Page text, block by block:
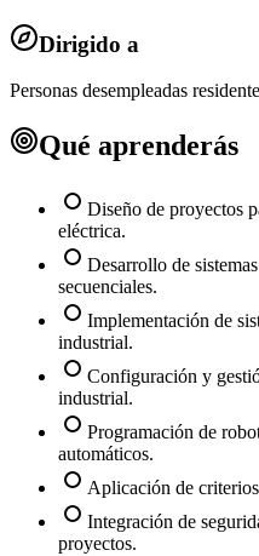
Dirigido a
Personas desempleadas
Qué aprenderás
Diseño de proyectos
eléctrica.
Desarrollo de
secuenciales.
Implementación de
industrial.
Configuración y
industrial.
Programación de
automáticos.
Aplicación de
Integración de
proyectos.